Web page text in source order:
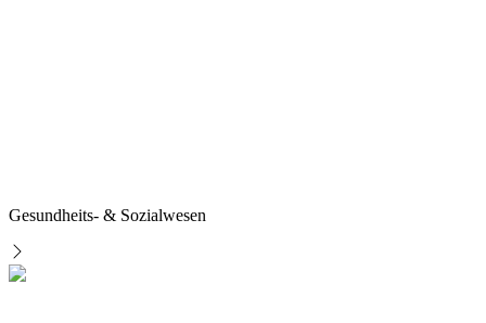
Gesundheits- & Sozialwesen